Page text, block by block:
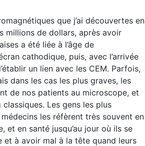
que j’ai découvertes en
millions de dollars, après avoir
a été liée à l’âge de
cathodique, puis, avec l’arrivée
un lien avec les CEM. Parfois,
dans les cas les plus graves, les
de nos patients au microscope, et
Les gens les plus
les réfèrent très souvent en
et en santé jusqu’au jour où ils se
et à avoir mal à la tête quand leurs